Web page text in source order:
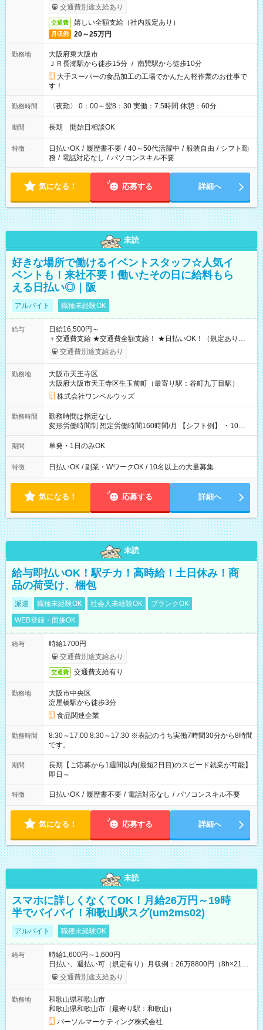
交通費別途支給あり
交通費 嬉しい全額支給（社内規定あり）
月収例 20～25万円
勤務地
大阪府東大阪市
ＪＲ長瀬駅から徒歩15分 / 南巽駅から徒歩10分
大手スーパーの食品加工の工場でかんたん軽作業のお仕事で
す！
勤務時間 〈夜勤〉 0：00～翌8：30 実働：7.5時間 休憩：60分
期間 長期 開始日相談OK
特徴 日払いOK / 履歴書不要 / 40～50代活躍中 / 服装自由 / シフト勤
務 / 電話対応なし / パソコンスキル不要
気になる！ 応募する 詳細へ
未読
好きな場所で働けるイベントスタッフ☆人気イ
ベントも！来社不要！働いたその日に給料もら
える日払い◎｜阪
アルバイト 職種未経験OK
給与
日給16,500円～
＋交通費支給 ★交通費全額支給！ ★日払いOK！（規定あり） ┗
働いたその日に現金GET♪ お仕事後はコンビニATMから 日払
交通費別途支給あり
勤務地
大阪市天王寺区
大阪府大阪市天王寺区生玉前町（最寄り駅：谷町九丁目駅）
株式会社ワンベルウッズ
勤務時間
勤務時間は指定なし
変形労働時間制 想定労働時間160時間/月 【シフト例】 ・10：
00～20：00
期間 単発・1日のみOK
特徴 日払いOK / 副業・WワークOK / 10名以上の大量募集
気になる！ 応募する 詳細へ
未読
給与即払いOK！駅チカ！高時給！土日休み！商
品の荷受け、梱包
派遣 職種未経験OK 社会人未経験OK
ブランクOK
WEB登録・面接OK
給与
時給1700円
交通費別途支給あり
交通費 交通費支給有り
勤務地
大阪市中央区
淀屋橋駅から徒歩3分
食品関連企業
勤務時間
8:30～17:00 8:30～17:30 ※表記のうち実働7時間30分から8時間
です。
期間
長期【ご応募から1週間以内(最短2日目)のスピード就業が可能】
即日～
特徴 日払いOK / 履歴書不要 / 電話対応なし / パソコンスキル不要
気になる！ 応募する 詳細へ
未読
スマホに詳しくなくてOK！月給26万円～19時
半でバイバイ！和歌山駅スグ(um2ms02)
アルバイト 職種未経験OK
給与
時給1,600円～1,600円
日払い、週払い可（規定有り）月収例：26万8800円（8h×21
日） 【試用期間】試用期間なし
交通費別途支給あり
勤務地
和歌山県和歌山市
和歌山県和歌山市（最寄り駅：和歌山）
パーソルマーケティング株式会社